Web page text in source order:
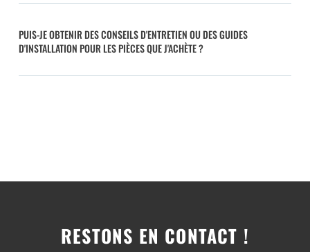
PUIS-JE OBTENIR DES CONSEILS D'ENTRETIEN OU DES GUIDES
D'INSTALLATION POUR LES PIÈCES QUE J'ACHÈTE ?
RESTONS EN CONTACT !